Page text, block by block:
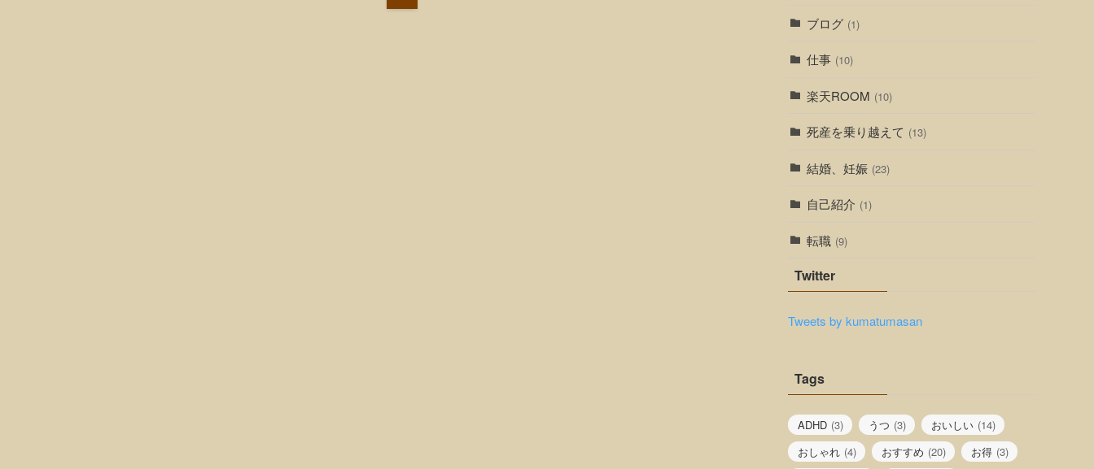
ブログ (1)
仕事 (10)
楽天ROOM (10)
死産を乗り越えて (13)
結婚、妊娠 (23)
自己紹介 (1)
転職 (9)
Twitter
Tweets by kumatumasan
Tags
ADHD (3) うつ (3) おいしい (14)
おしゃれ (4) おすすめ (20) お得 (3)